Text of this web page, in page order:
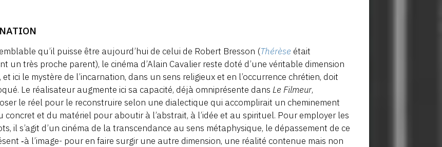
qu’il puisse être aujourd’hui de celui de Robert Bresson (Thérèse était
un très proche parent), le cinéma d’Alain Cavalier reste doté d’une véritable dimension
ici le mystère de l’incarnation, dans un sens religieux et en l’occurrence chrétien, doit
Le réalisateur augmente ici sa capacité, déjà omniprésente dansLe Filmeur,
le réel pour le reconstruire selon une dialectique qui accomplirait un cheminement
concret et du matériel pour aboutir à l’abstrait, à l’idée et au spirituel. Pour employer les
il s’agit d’un cinéma de la transcendance au sens métaphysique, le dépassement de ce
‑à l’image- pour en faire surgir une autre dimension, une réalité contenue mais non